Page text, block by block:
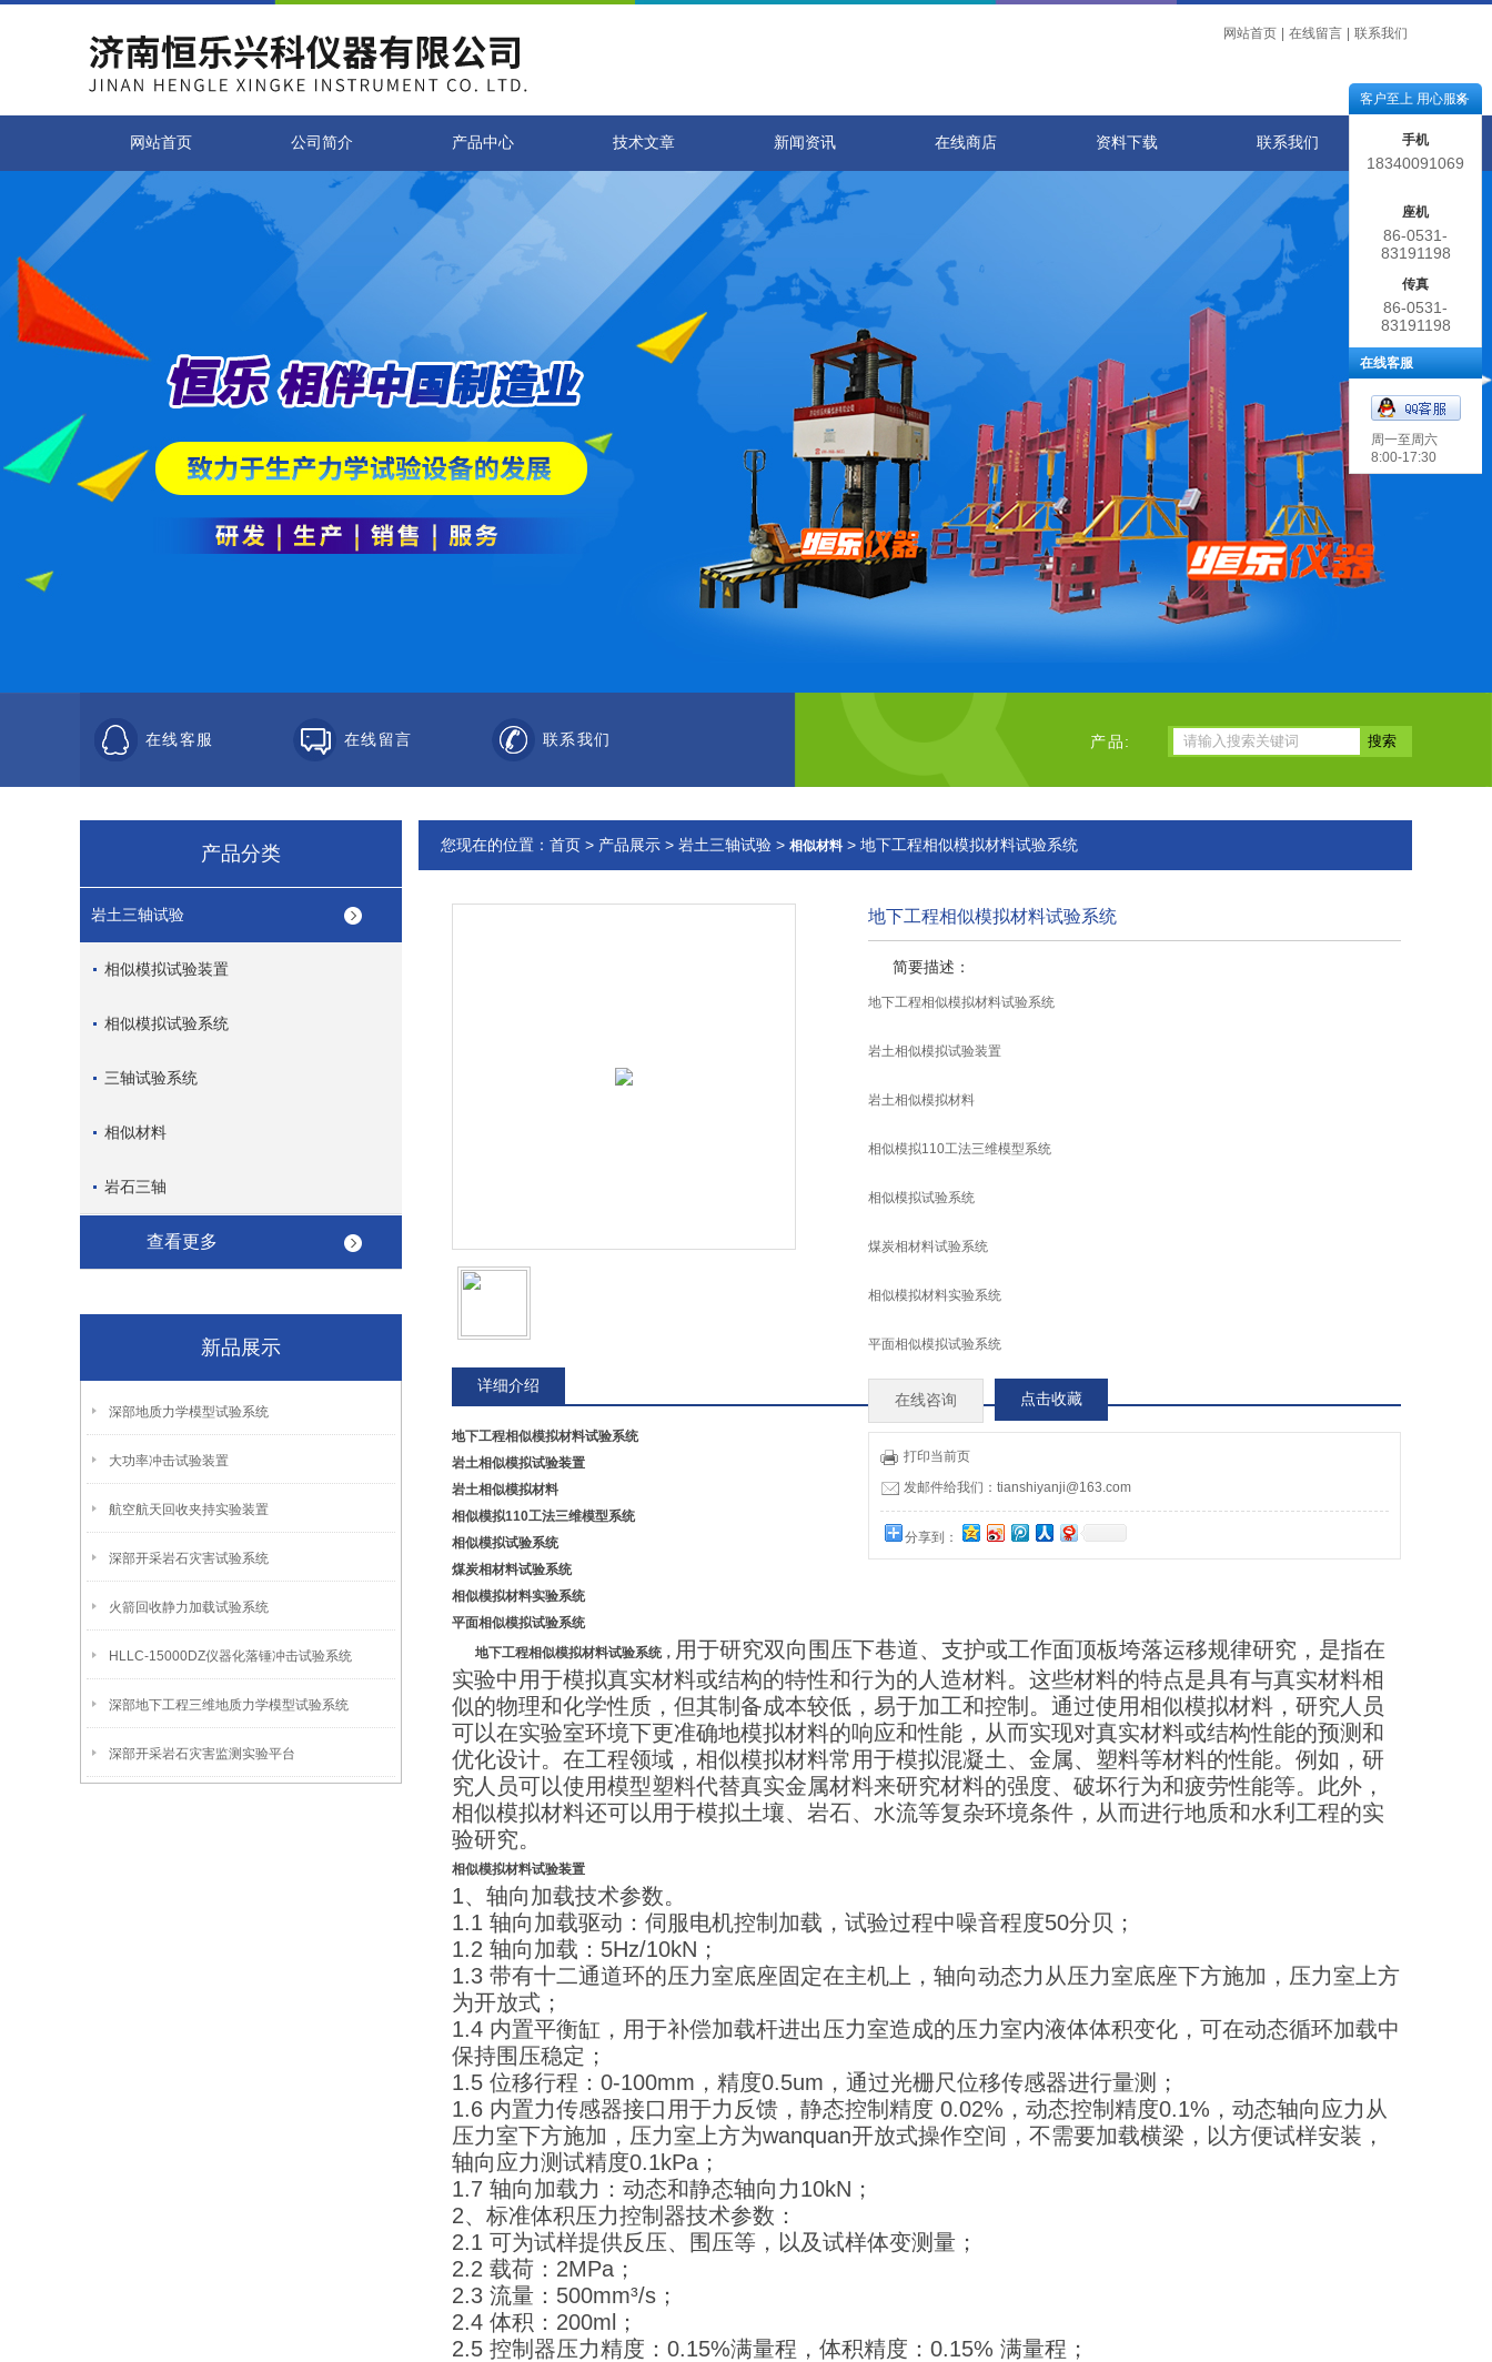
网站首页 在线留言 联系我们
网站首页 公司简介 产品中心 技术文章 新闻资讯 在线商店 资料下载 联系我们
在线客服 在线留言 联系我们 产品:
产品分类
岩土三轴试验
相似模拟试验装置
相似模拟试验系统
三轴试验系统
相似材料
岩石三轴
查看更多
新品展示
深部地质力学模型试验系统
大功率冲击试验装置
航空航天回收夹持实验装置
深部开采岩石灾害试验系统
火箭回收静力加载试验系统
HLLC-15000DZ仪器化落锤冲击试验系统
深部地下工程三维地质力学模型试验系统
深部开采岩石灾害监测实验平台
您现在的位置： 首页 > 产品展示 > 岩土三轴试验 > 相似材料 > 地下工程相似模拟材料试验系统
地下工程相似模拟材料试验系统
简要描述：
地下工程相似模拟材料试验系统
岩土相似模拟试验装置
岩土相似模拟材料
相似模拟110工法三维模型系统
相似模拟试验系统
煤炭相材料试验系统
相似模拟材料实验系统
平面相似模拟试验系统
在线咨询 点击收藏
打印当前页
发邮件给我们：tianshiyanji@163.com
分享到：
详细介绍
地下工程相似模拟材料试验系统
岩土相似模拟试验装置
岩土相似模拟材料
相似模拟110工法三维模型系统
相似模拟试验系统
煤炭相材料试验系统
相似模拟材料实验系统
平面相似模拟试验系统
地下工程相似模拟材料试验系统， 用于研究双向围压下巷道、支护或工作面顶板垮落运移规律研究，是指在
实验中用于模拟真实材料或结构的特性和行为的人造材料。这些材料的特点是具有与真实材料相
似的物理和化学性质，但其制备成本较低，易于加工和控制。通过使用相似模拟材料，研究人员
可以在实验室环境下更准确地模拟材料的响应和性能，从而实现对真实材料或结构性能的预测和
优化设计。在工程领域，相似模拟材料常用于模拟混凝土、金属、塑料等材料的性能。例如，研
究人员可以使用模型塑料代替真实金属材料来研究材料的强度、破坏行为和疲劳性能等。此外，
相似模拟材料还可以用于模拟土壤、岩石、水流等复杂环境条件，从而进行地质和水利工程的实
验研究。
相似模拟材料试验装置
1、轴向加载技术参数。
1.1 轴向加载驱动：伺服电机控制加载，试验过程中噪音程度50分贝；
1.2 轴向加载：5Hz/10kN；
1.3 带有十二通道环的压力室底座固定在主机上，轴向动态力从压力室底座下方施加，压力室上方
为开放式；
1.4 内置平衡缸，用于补偿加载杆进出压力室造成的压力室内液体体积变化，可在动态循环加载中
保持围压稳定；
1.5 位移行程：0-100mm，精度0.5um，通过光栅尺位移传感器进行量测；
1.6 内置力传感器接口用于力反馈，静态控制精度 0.02%，动态控制精度0.1%，动态轴向应力从
压力室下方施加，压力室上方为wanquan开放式操作空间，不需要加载横梁，以方便试样安装，
轴向应力测试精度0.1kPa；
1.7 轴向加载力：动态和静态轴向力10kN；
2、标准体积压力控制器技术参数：
2.1 可为试样提供反压、围压等，以及试样体变测量；
2.2 载荷：2MPa；
2.3 流量：500mm³/s；
2.4 体积：200ml；
2.5 控制器压力精度：0.15%满量程，体积精度：0.15% 满量程；
客户至上 用心服务
手机
18340091069
座机
86-0531-
83191198
传真
86-0531-
83191198
在线客服
周一至周六
8:00-17:30